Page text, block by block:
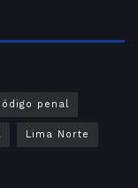
penal
Lima Norte